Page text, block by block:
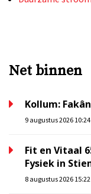
Net binnen
Kollum:
9 augustus 2026 10:24
Fit en Vitaal 65+
Fysiek in
8 augustus 2026 15:22